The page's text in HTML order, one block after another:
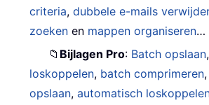
criteria,dubbele e-mails
zoeken en mappen organiseren…
📁 Bijlagen Pro: Batch opslaan,
loskoppelen, batch comprimeren
opslaan,automatisch